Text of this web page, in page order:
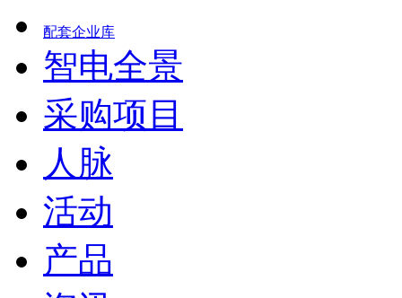
配套企业库
智电全景
采购项目
人脉
活动
产品